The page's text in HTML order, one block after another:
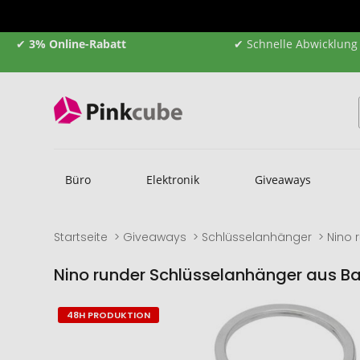
✔ 3% Online-Rabatt ✔ Schnelle Abwicklung
Büro Elektronik Giveaways
Startseite Giveaways Schlüsselanhänger Nino
Nino runder Schlüsselanhänger aus
Zum
Ende
Zum
Anfang
48H PRODUKTION